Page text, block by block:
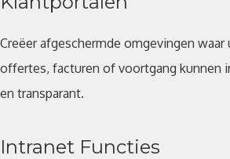
Creëer afgeschermde omgevingen
offertes, facturen of voortgang kunnen
en transparant.
Intranet Functies